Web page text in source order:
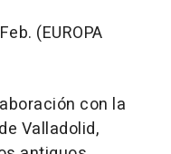
(EUROPA
con la
Valladolid,